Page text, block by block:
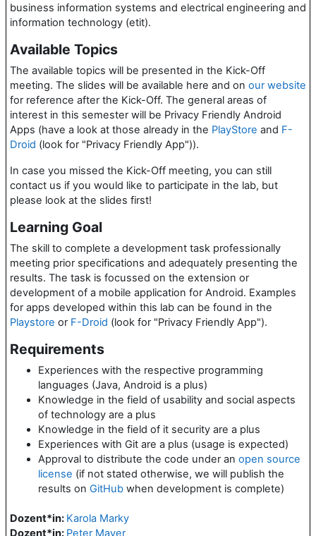
business information systems and electrical engineering and
information technology (etit).
Available Topics
The available topics will be presented in the Kick-Off
meeting. The slides will be available here and on our website
for reference after the Kick-Off. The general areas of
interest in this semester will be Privacy Friendly Android
Apps (have a look at those already in the PlayStore and F-
Droid (look for "Privacy Friendly App")).
In case you missed the Kick-Off meeting, you can still
contact us if you would like to participate in the lab, but
please look at the slides first!
Learning Goal
The skill to complete a development task professionally
meeting prior specifications and adequately presenting the
results. The task is focussed on the extension or
development of a mobile application for Android. Examples
for apps developed within this lab can be found in the
Playstore or F-Droid (look for "Privacy Friendly App").
Requirements
Experiences with the respective programming
languages (Java, Android is a plus)
Knowledge in the field of usability and social aspects
of technology are a plus
Knowledge in the field of it security are a plus
Experiences with Git are a plus (usage is expected)
Approval to distribute the code under an open source
license (if not stated otherwise, we will publish the
results on GitHub when development is complete)
Dozent*in: Karola Marky
Dozent*in: Peter Mayer